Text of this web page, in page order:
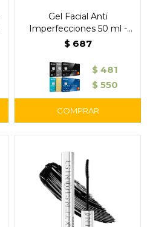
Gel Facial Anti
Imperfecciones 50 ml -
Garnier Skin Active Express
$ 687
$ 481
$ 550